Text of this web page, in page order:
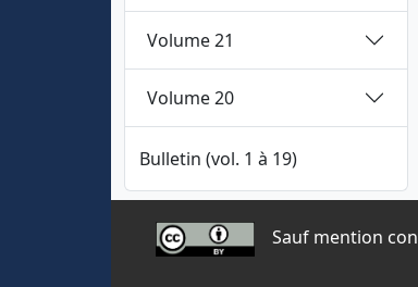
Volume 21
Volume 20
Bulletin (vol. 1 à 19)
Sauf mention